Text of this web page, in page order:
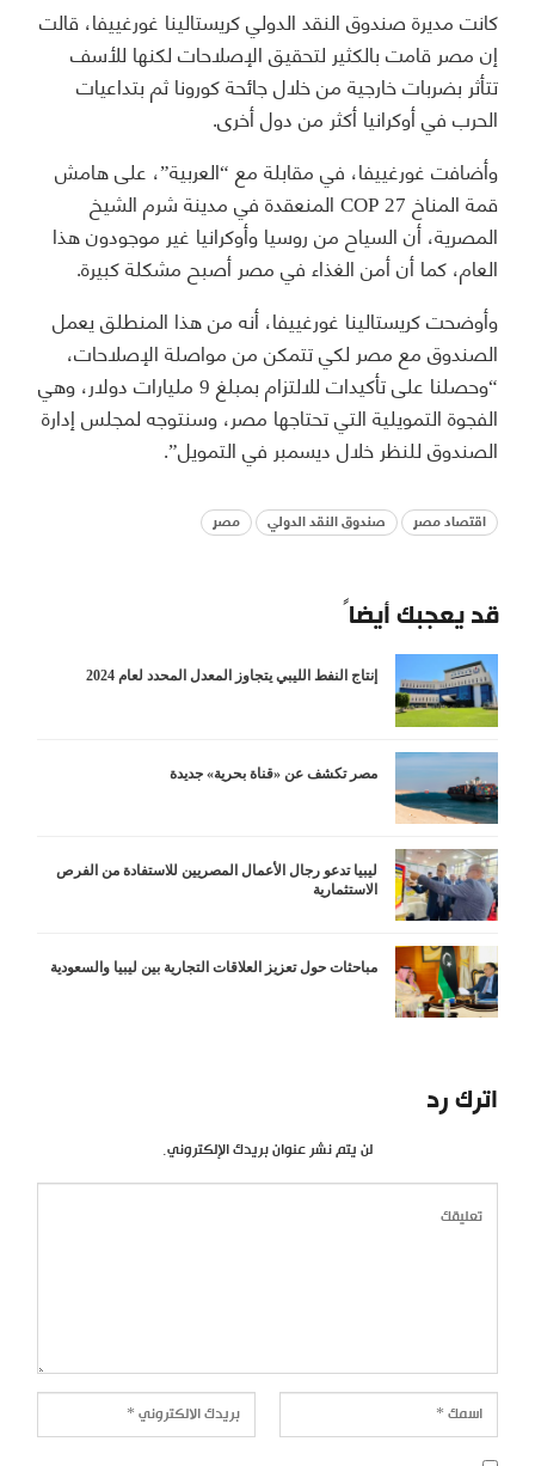
كانت مديرة صندوق النقد الدولي كريستالينا غورغييفا، قالت
إن مصر قامت بالكثير لتحقيق الإصلاحات لكنها للأسف
تتأثر بضربات خارجية من خلال جائحة كورونا ثم بتداعيات
الحرب في أوكرانيا أكثر من دول أخرى.
وأضافت غورغييفا، في مقابلة مع “العربية”، على هامش
قمة المناخ COP 27 المنعقدة في مدينة شرم الشيخ
المصرية، أن السياح من روسيا وأوكرانيا غير موجودون هذا
العام، كما أن أمن الغذاء في مصر أصبح مشكلة كبيرة.
وأوضحت كريستالينا غورغييفا، أنه من هذا المنطلق يعمل
الصندوق مع مصر لكي تتمكن من مواصلة الإصلاحات،
“وحصلنا على تأكيدات للالتزام بمبلغ 9 مليارات دولار، وهي
الفجوة التمويلية التي تحتاجها مصر، وسنتوجه لمجلس إدارة
الصندوق للنظر خلال ديسمبر في التمويل”.
اقتصاد مصر صندوق النقد الدولي مصر
قد يعجبك أيضاً
إنتاج النفط الليبي يتجاوز المعدل المحدد لعام 2024
مصر تكشف عن «قناة بحرية» جديدة
ليبيا تدعو رجال الأعمال المصريين للاستفادة من الفرص
الاستثمارية
مباحثات حول تعزيز العلاقات التجارية بين ليبيا والسعودية
اترك رد
لن يتم نشر عنوان بريدك الإلكتروني.